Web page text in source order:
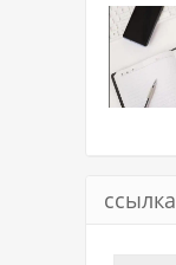
ссылка